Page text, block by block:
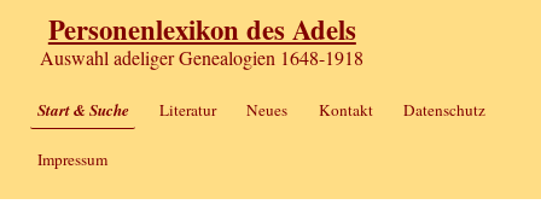
Personenlexikon des Adels
Auswahl adeliger Genealogien 1648-1918
Start & Suche Literatur Neues Kontakt Datenschutz
Impressum